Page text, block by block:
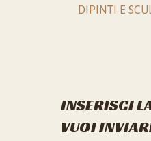
DIPINTI E
INSERISCI
VUOI